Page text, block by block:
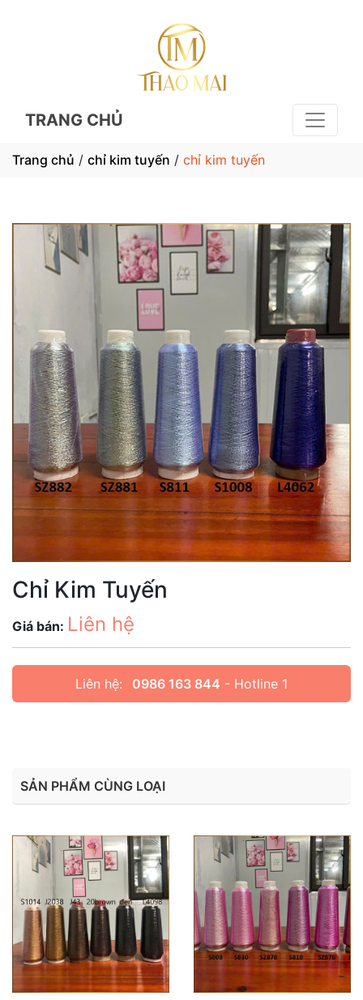
TRANG CHỦ
Trang chủ / chỉ kim tuyến / chỉ kim tuyến
Chỉ Kim Tuyến
Giá bán: Liên hệ
Liên hệ: 0986 163 844 - Hotline 1
SẢN PHẨM CÙNG LOẠI